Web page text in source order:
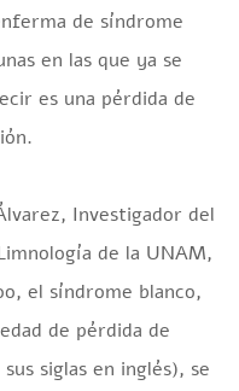
de síndrome
en las que ya se
es una pérdida de
Investigador del
de la UNAM,
el síndrome blanco,
de pérdida de
siglas en inglés), se